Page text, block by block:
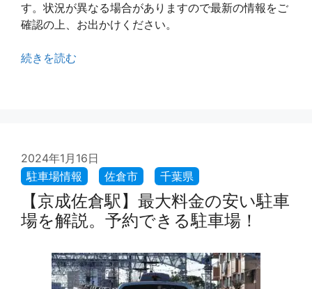
す。状況が異なる場合がありますので最新の情報をご
確認の上、お出かけください。
続きを読む
2024年1月16日
【京成佐倉駅】最大料金の安い駐車
場を解説。予約できる駐車場！